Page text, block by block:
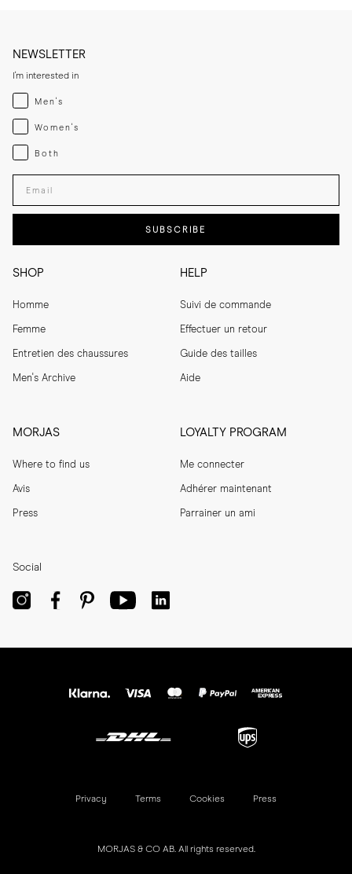
SHOP
Homme
Femme
Entretien des chaussures
Men's Archive
HELP
Suivi de commande
Effectuer un retour
Guide des tailles
Aide
MORJAS
Where to find us
Avis
Press
LOYALTY PROGRAM
Me connecter
Adhérer maintenant
Parrainer un ami
NEWSLETTER
I'm interested in
Menswear
Men's
Womenswear
Women's
Both
Both
SUBSCRIBE
Social
MORJAS & CO AB. All rights reserved.
Privacy Terms Cookies Press